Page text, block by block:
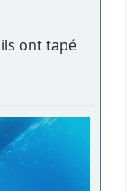
ont tapé